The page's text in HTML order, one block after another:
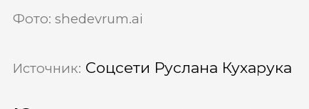
Фото: shedevrum.ai
Источник: Соцсети Руслана Кухарука